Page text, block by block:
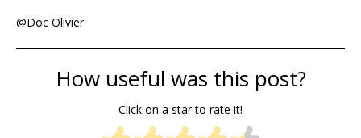
@Doc Olivier
How useful was this post?
Click on a star to rate it!